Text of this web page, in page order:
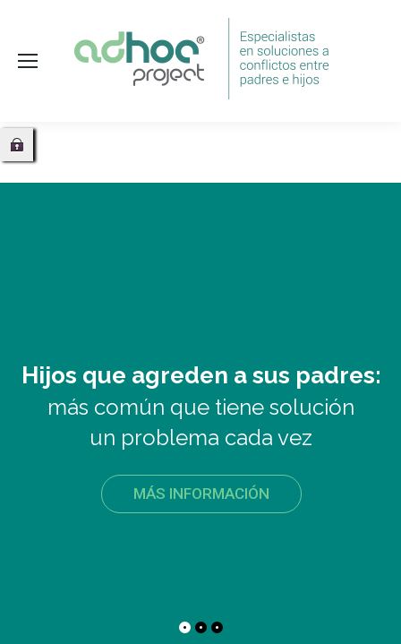
Hijos que agreden a sus padres:
un problema cada vez
más común que tiene solución
MÁS INFORMACIÓN